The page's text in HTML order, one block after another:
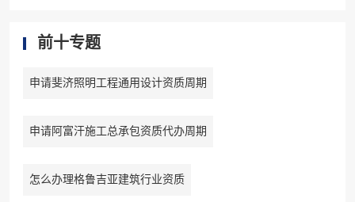
前十专题
申请斐济照明工程通用设计资质周期
申请阿富汗施工总承包资质代办周期
怎么办理格鲁吉亚建筑行业资质